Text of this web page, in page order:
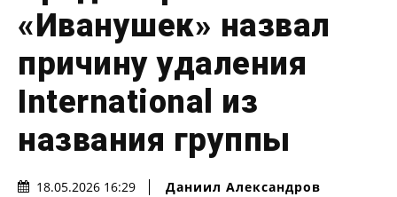
«Иванушек» назвал
причину удаления
International из
названия группы
18.05.2026 16:29 Даниил Александров